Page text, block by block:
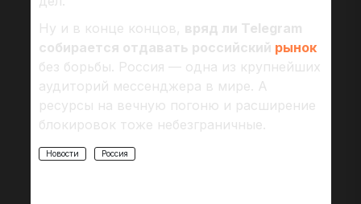
Ну и в конце концов, вряд ли Telegram
собирается отдавать российский рынок
без борьбы. Россия — одна из крупнейших
аудиторий мессенджера в мире. А
ресурсы на вечную погоню и расширение
блокировок тоже небезграничные.
Новости Россия